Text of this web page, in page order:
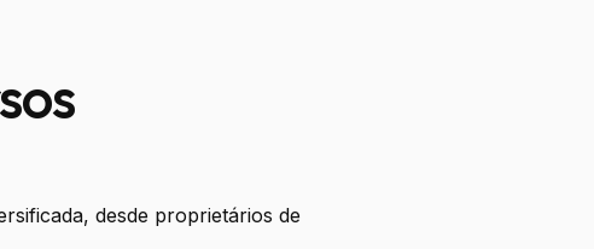
desde proprietários de